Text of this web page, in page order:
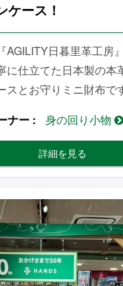
ケース！
AGILITY日暮里革工房
に仕立てた日本製の本
スとお守りミニ財布
ナー
身の回り小物
詳細を見る